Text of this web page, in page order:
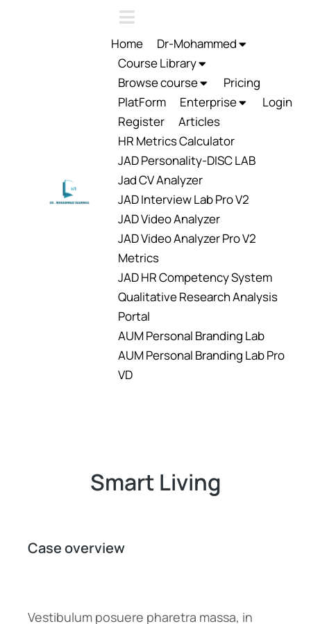
Home
Dr-Mohammed
Course Library
Browse course
Pricing
PlatForm
Enterprise
Login
Register
Articles
HR Metrics Calculator
JAD Personality-DISC LAB
Jad CV Analyzer
JAD Interview Lab Pro V2
JAD Video Analyzer
JAD Video Analyzer Pro V2
Metrics
JAD HR Competency System
Qualitative Research Analysis
Portal
AUM Personal Branding Lab
AUM Personal Branding Lab Pro
VD
Smart Living
Case overview
Vestibulum posuere pharetra massa, in